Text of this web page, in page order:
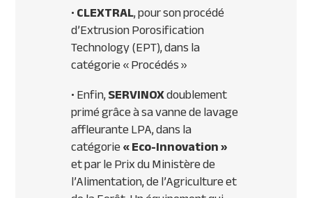
•CLEXTRAL, pour son procédé
d’Extrusion Porosification
Technology (EPT), dans la
catégorie « Procédés »
• Enfin,SERVINOXdoublement
primé grâce à sa vanne de lavage
affleuranteLPA, dans la
catégorie« Eco-Innovation »
et par le Prix du Ministère de
l’Alimentation, de l’Agriculture et